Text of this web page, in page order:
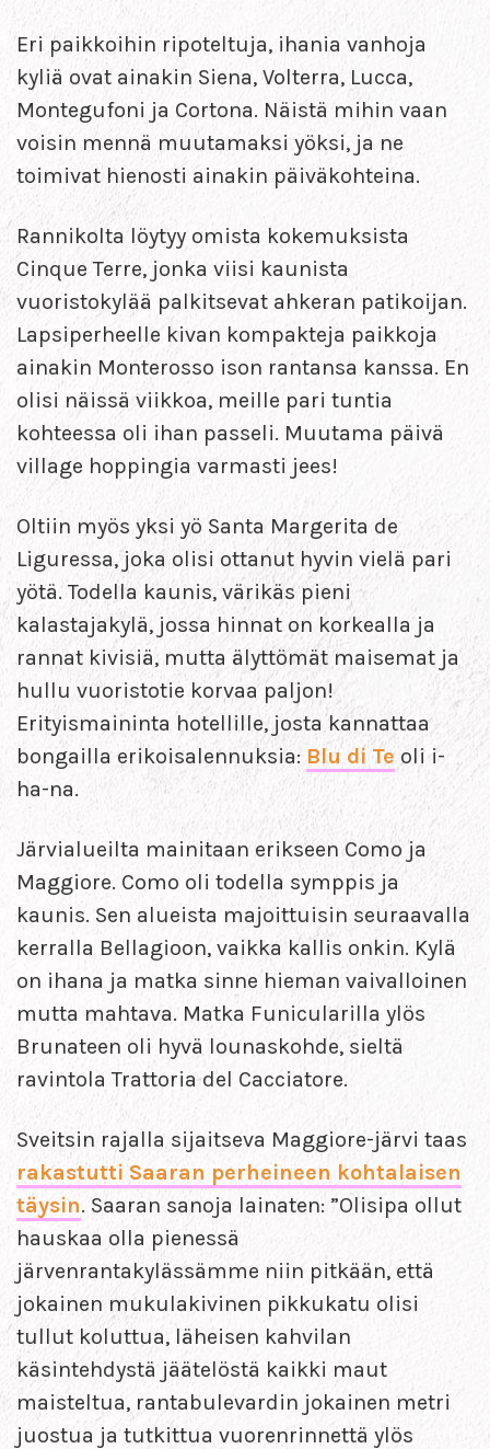
Eri paikkoihin ripoteltuja, ihania vanhoja
kyliä ovat ainakin Siena, Volterra, Lucca,
Montegufoni ja Cortona. Näistä mihin vaan
voisin mennä muutamaksi yöksi, ja ne
toimivat hienosti ainakin päiväkohteina.
Rannikolta löytyy omista kokemuksista
Cinque Terre, jonka viisi kaunista
vuoristokylää palkitsevat ahkeran patikoijan.
Lapsiperheelle kivan kompakteja paikkoja
ainakin Monterosso ison rantansa kanssa. En
olisi näissä viikkoa, meille pari tuntia
kohteessa oli ihan passeli. Muutama päivä
village hoppingia varmasti jees!
Oltiin myös yksi yö Santa Margerita de
Liguressa, joka olisi ottanut hyvin vielä pari
yötä. Todella kaunis, värikäs pieni
kalastajakylä, jossa hinnat on korkealla ja
rannat kivisiä, mutta älyttömät maisemat ja
hullu vuoristotie korvaa paljon!
Erityismaininta hotellille, josta kannattaa
bongailla erikoisalennuksia: Blu di Te oli i-
ha-na.
Järvialueilta mainitaan erikseen Como ja
Maggiore. Como oli todella symppis ja
kaunis. Sen alueista majoittuisin seuraavalla
kerralla Bellagioon, vaikka kallis onkin. Kylä
on ihana ja matka sinne hieman vaivalloinen
mutta mahtava. Matka Funicularilla ylös
Brunateen oli hyvä lounaskohde, sieltä
ravintola Trattoria del Cacciatore.
Sveitsin rajalla sijaitseva Maggiore-järvi taas
rakastutti Saaran perheineen kohtalaisen
täysin. Saaran sanoja lainaten: ”Olisipa ollut
hauskaa olla pienessä
järvenrantakylässämme niin pitkään, että
jokainen mukulakivinen pikkukatu olisi
tullut koluttua, läheisen kahvilan
käsintehdystä jäätelöstä kaikki maut
maisteltua, rantabulevardin jokainen metri
juostua ja tutkittua vuorenrinnettä ylös